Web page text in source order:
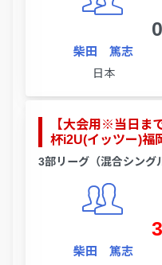
柴田 篤志
日本
0
【大会用※当日ま
杯i2U(イッツー)福
3部リーグ（混合シング
柴田 篤志
3